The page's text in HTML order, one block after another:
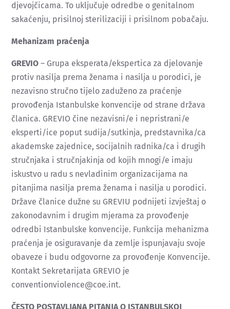
djevojčicama. To uključuje odredbe o genitalnom
sakaćenju, prisilnoj sterilizaciji i prisilnom pobačaju.
Mehanizam praćenja
GREVIO – Grupa eksperata/ekspertica za djelovanje
protiv nasilja prema ženama i nasilja u porodici, je
nezavisno stručno tijelo zaduženo za praćenje
provođenja Istanbulske konvencije od strane država
članica. GREVIO čine nezavisni/e i nepristrani/e
eksperti/ice poput sudija/sutkinja, predstavnika/ca
akademske zajednice, socijalnih radnika/ca i drugih
stručnjaka i stručnjakinja od kojih mnogi/e imaju
iskustvo u radu s nevladinim organizacijama na
pitanjima nasilja prema ženama i nasilja u porodici.
Države članice dužne su GREVIU podnijeti izvještaj o
zakonodavnim i drugim mjerama za provođenje
odredbi Istanbulske konvencije. Funkcija mehanizma
praćenja je osiguravanje da zemlje ispunjavaju svoje
obaveze i budu odgovorne za provođenje Konvencije.
Kontakt Sekretarijata GREVIO je
conventionviolence@coe.int.
ČESTO POSTAVLJANA PITANJA O ISTANBULSKOJ